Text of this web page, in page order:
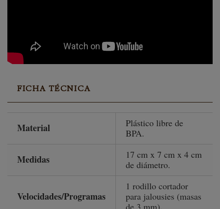
FICHA TÉCNICA
Material
Plástico libre de
BPA.
Medidas
17 cm x 7 cm x 4 cm
de diámetro.
Velocidades/Programas
1 rodillo cortador
para jalousies (masas
de 3 mm).